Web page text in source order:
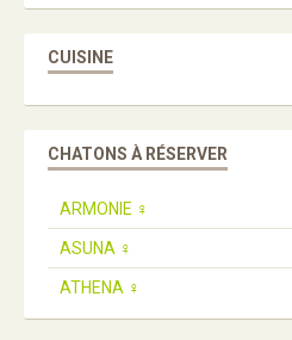
CUISINE
CHATONS À RÉSERVER
ARMONIE ♀️
ASUNA ♀️
ATHENA ♀️